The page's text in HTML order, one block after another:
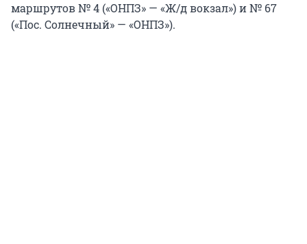
маршрутов № 4 («ОНПЗ» — «Ж/д вокзал») и № 67
(«Пос. Солнечный» — «ОНПЗ»).